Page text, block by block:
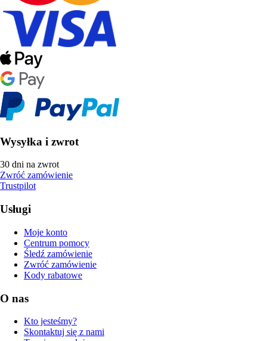
Wysyłka i zwrot
30 dni na zwrot
Zwróć zamówienie
Trustpilot
Usługi
Moje konto
Centrum pomocy
Śledź zamówienie
Zwróć zamówienie
Kody rabatowe
O nas
Kto jesteśmy?
Skontaktuj się z nami